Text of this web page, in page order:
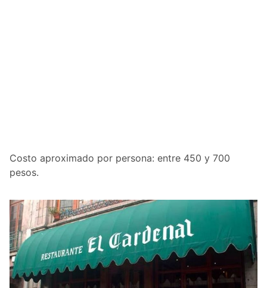
Costo aproximado por persona: entre 450 y 700
pesos.